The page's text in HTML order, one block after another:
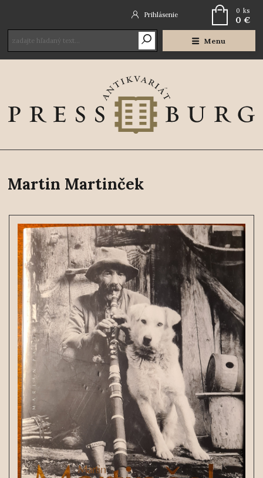
Menu
Prihlásenie 0 ks
0 €
Martin Martinček